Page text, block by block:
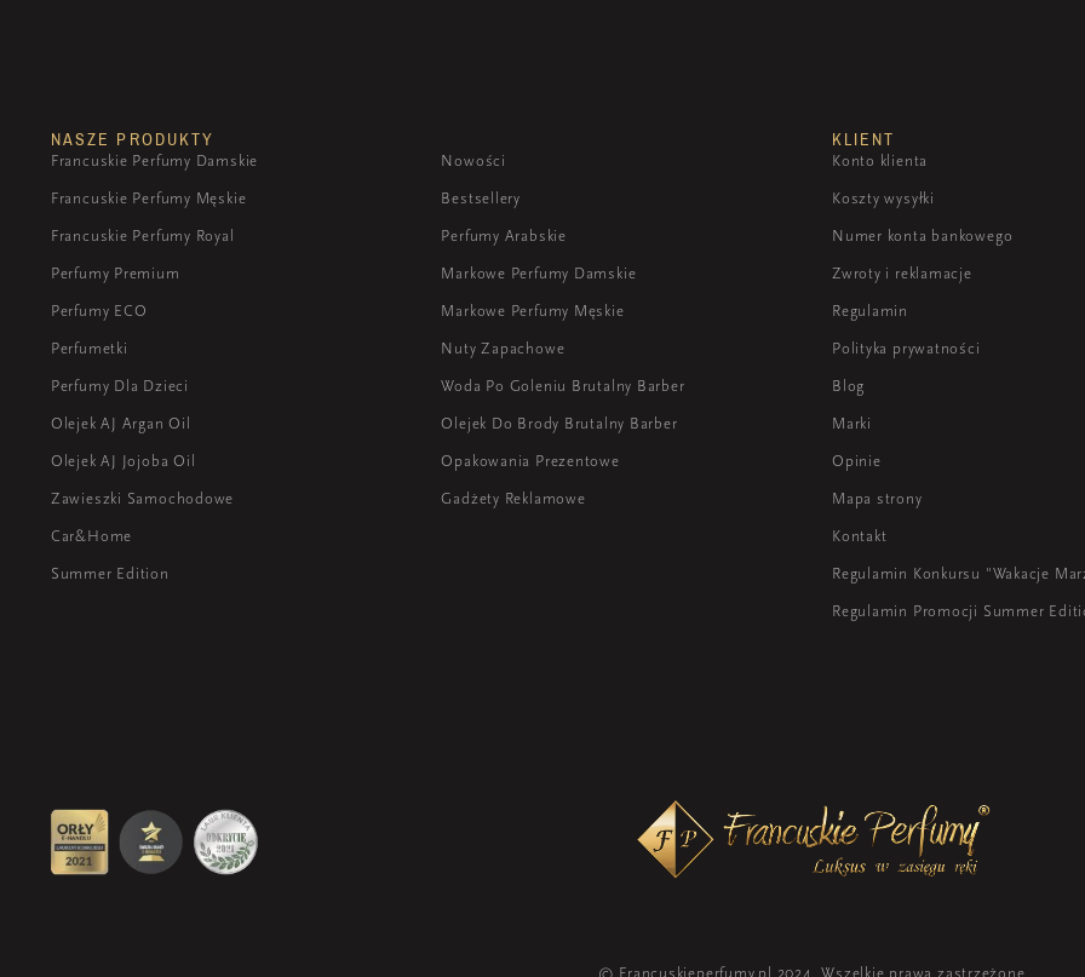
NASZE PRODUKTY
Francuskie Perfumy Damskie
Francuskie Perfumy Męskie
Francuskie Perfumy Royal
Perfumy Premium
Perfumy ECO
Perfumetki
Perfumy Dla Dzieci
Olejek AJ Argan Oil
Olejek AJ Jojoba Oil
Zawieszki Samochodowe
Car&Home
Summer Edition
Nowości
Bestsellery
Perfumy Arabskie
Markowe Perfumy Damskie
Markowe Perfumy Męskie
Nuty Zapachowe
Woda Po Goleniu Brutalny Barber
Olejek Do Brody Brutalny Barber
Opakowania Prezentowe
Gadżety Reklamowe
KLIENT
Konto klienta
Koszty wysyłki
Numer konta bankowego
Zwroty i reklamacje
Regulamin
Polityka prywatności
Blog
Marki
Opinie
Mapa strony
Kontakt
Regulamin Konkursu "Wakacje
Regulamin Promocji Summer
© Francuskieperfumy.pl 2024. Wszelkie prawa zastrzeżone.